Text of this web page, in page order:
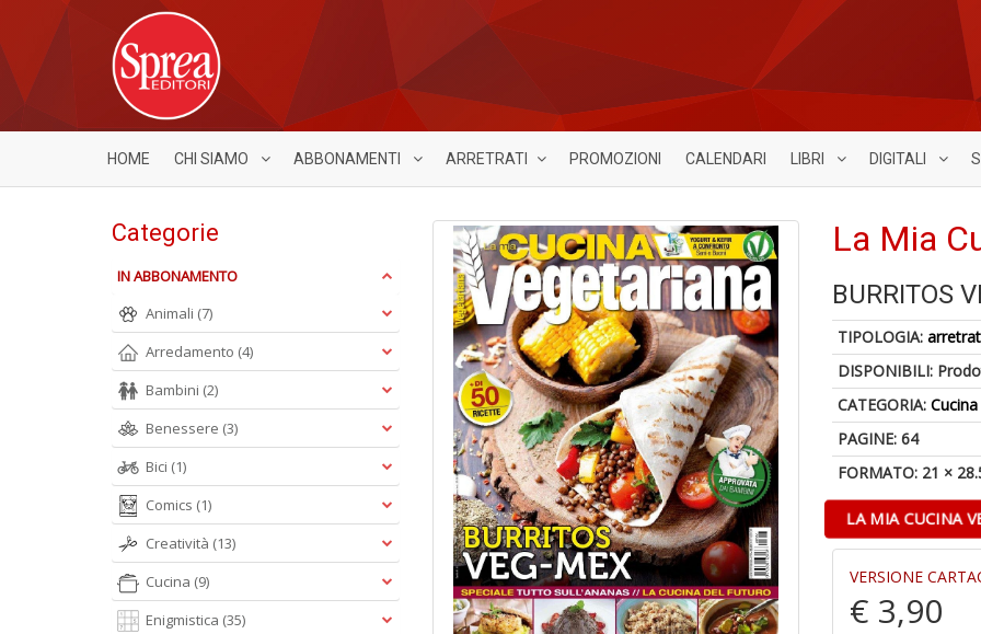
HOME CHI SIAMO ABBONAMENTI ARRETRATI PROMOZIONI CALENDARI LIBRI DIGITALI
La Mia
BURRITOS
TIPOLOGIA:
DISPONIBILI:
CATEGORIA:Cucina
PAGINE: 64
FORMATO: 21 ×
LA MIA CUCINA
VERSIONE
€ 3,90
Categorie
IN ABBONAMENTO
Animali (7)
Arredamento (4)
Bambini (2)
Benessere (3)
Bici (1)
Comics (1)
Creatività (13)
Cucina (9)
Enigmistica (35)